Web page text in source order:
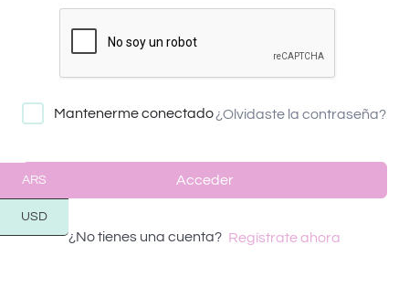
Mantenerme conectado¿Olvidaste la contraseña?
Acceder
¿No tienes una cuenta? Regístrate ahora
ARS
USD